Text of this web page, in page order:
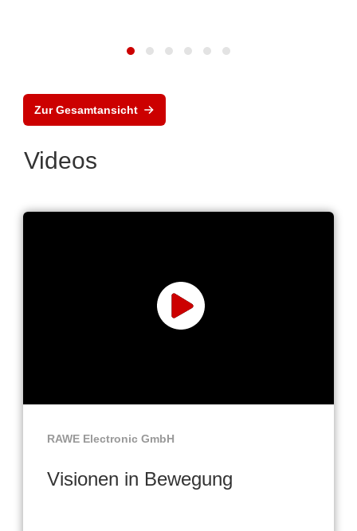
Zur Gesamtansicht
Videos
RAWE Electronic GmbH
Visionen in Bewegung